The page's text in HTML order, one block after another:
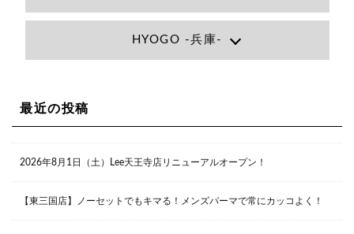
大阪府大阪市北区小松原町1-27梅田エビスビル7F
Lee京橋店
大阪府大阪市都島区東野田町２丁目９－２３ 晃進ビル2F
HYOGO -兵庫-
兵庫県西宮市甲子園九番町1-2 フラットライフワーク1F
0798-42-3334
最近の投稿
2026年8月1日（土）Lee天王寺店リニューアルオープン！
【東三国店】ノーセットでもキマる！メンズパーマで常にカッコよく！